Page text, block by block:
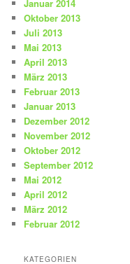
Januar 2014
Oktober 2013
Juli 2013
Mai 2013
April 2013
März 2013
Februar 2013
Januar 2013
Dezember 2012
November 2012
Oktober 2012
September 2012
Mai 2012
April 2012
März 2012
Februar 2012
KATEGORIEN